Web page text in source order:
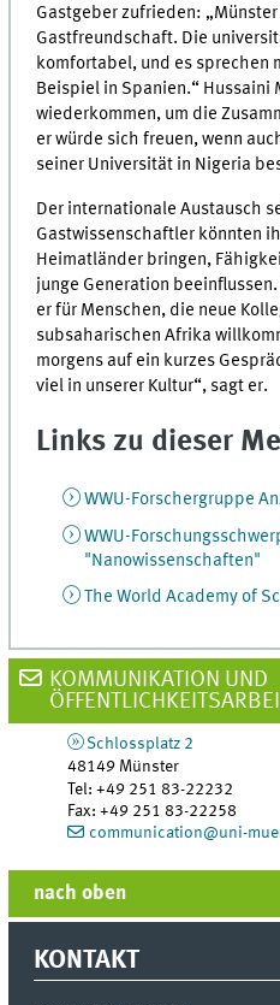
Gastgeber zufrieden:
Gastfreundschaft. Die
komfortabel, und es sprechen
Beispiel in Spanien.“ Hussaini
wiederkommen, um die
er würde sich freuen, wenn
seiner Universität in Nigeria
Der internationale Austausch
Gastwissenschaftler könnten
Heimatländer bringen,
junge Generation
er für Menschen, die neue
subsaharischen Afrika
morgens auf ein kurzes
viel in unserer Kultur“, sagt er.
Links zu dieser
WWU-Forschergruppe
WWU-
"Nanowissenschaften"
The World Academy of
KOMMUNIKATION UND
ÖFFENTLICHKEITSARBEIT
Schlossplatz 2
48149 Münster
Tel:+49 251 83-22232
Fax:+49 251 83-22258
communication@uni-
nach oben
KONTAKT